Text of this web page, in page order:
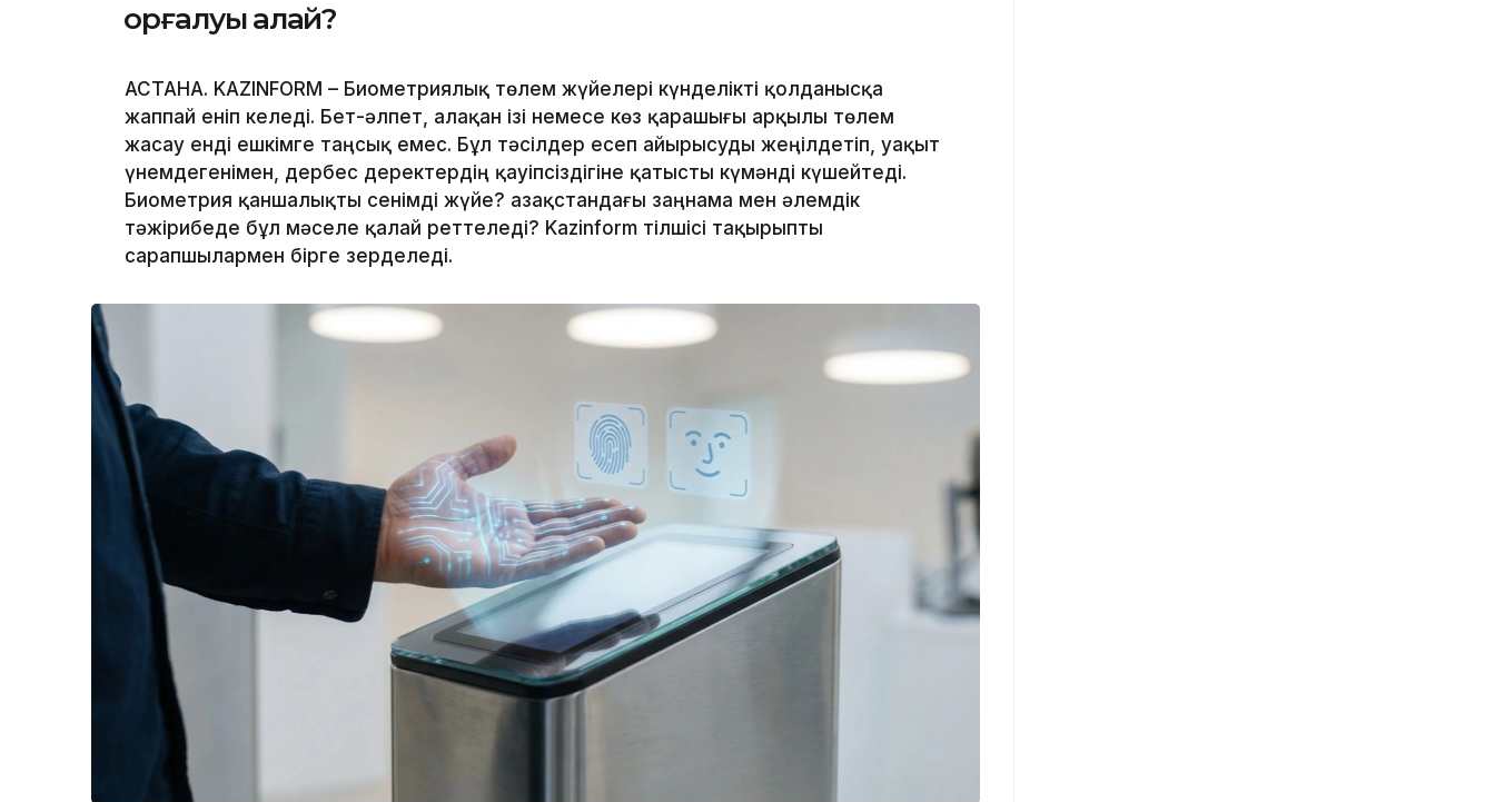
қорғалуы қалай?
АСТАНА. KAZINFORM – Биометриялық төлем жүйелері күнделікті қолданысқа
жаппай еніп келеді. Бет-әлпет, алақан ізі немесе көз қарашығы арқылы төлем
жасау енді ешкімге таңсық емес. Бұл тәсілдер есеп айырысуды жеңілдетіп, уақыт
үнемдегенімен, дербес деректердің қауіпсіздігіне қатысты күмәнді күшейтеді.
Биометрия қаншалықты сенімді жүйе? Қазақстандағы заңнама мен әлемдік
тәжірибеде бұл мәселе қалай реттеледі? Kazinform тілшісі тақырыпты
сарапшылармен бірге зерделеді.